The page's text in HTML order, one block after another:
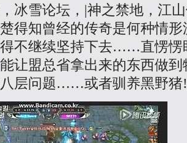
冰雪论坛，|神之禁地，江
得知曾经的传奇是何种情
不继续坚持下去……直愣愣
让盟总省拿出来的东西做
层问题……或者驯养黑野猪!